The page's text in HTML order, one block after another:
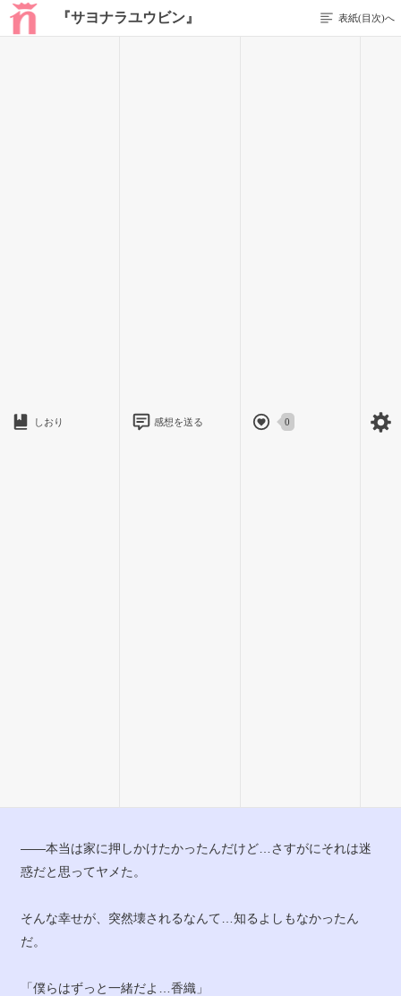
『サヨナラユウビン』 表紙(目次)へ
しおり 感想を送る 0
いた。
――本当は家に押しかけたかったんだけど…さすがにそれは迷
惑だと思ってヤメた。
そんな幸せが、突然壊されるなんて…知るよしもなかったん
だ。
「僕らはずっと一緒だよ…香織」